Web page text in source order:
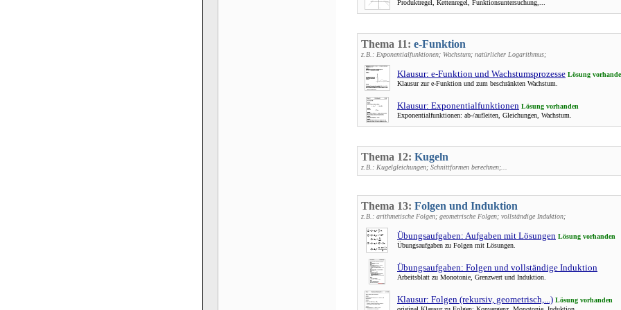
Produktregel, Kettenregel, Funktionsuntersuchung,...
Thema 11: e-Funktion
z.B.: Exponentialfunktionen; Wachstum; natürlicher Logarithmus;
Klausur: e-Funktion und Wachstumsprozesse Lösung
Klausur zur e-Funktion und zum beschränkten Wachstum.
Klausur: Exponentialfunktionen Lösung vorhanden
Exponentialfunktionen: ab-/aufleiten, Gleichungen, Wachstum.
Thema 12: Kugeln
z.B.: Kugelgleichungen; Schnittformen berechnen;...
Thema 13: Folgen und Induktion
z.B.: arithmetische Folgen; geometrische Folgen; vollständige Induktion;
Übungsaufgaben: Aufgaben mit Lösungen Lösung vorhanden
Übungsaufgaben zu Folgen mit Lösungen.
Übungsaufgaben: Folgen und vollständige Induktion
Arbeitsblatt zu Monotonie, Grenzwert und Induktion.
Klausur: Folgen (rekursiv, geometrisch,...) Lösung vorhanden